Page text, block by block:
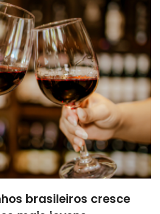
brasileiros cresce